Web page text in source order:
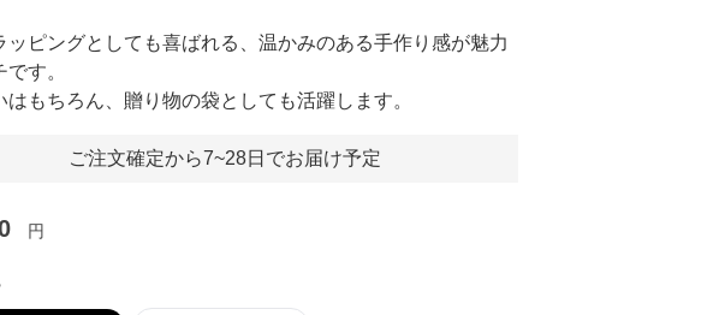
ッピングとしても喜ばれる、温かみのある手作り感が魅力
す。
はもちろん、贈り物の袋としても活躍します。
ご注文確定から7~28日でお届け予定
円